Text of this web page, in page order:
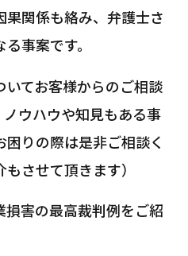
果関係も絡み、弁護士さ
事案です。
てお客様からのご相談
ウハウや知見もある事
りの際は是非ご相談く
させて頂きます）
害の最高裁判例をご紹